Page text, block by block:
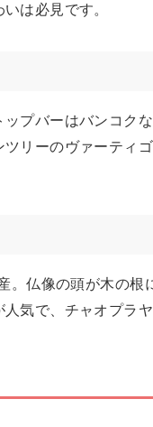
は必見です。
プバーはバンコク
リーのヴァーティ
。仏像の頭が木の根
気で、チャオプラ